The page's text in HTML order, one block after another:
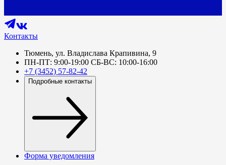
Контакты
Тюмень, ул. Владислава Крапивина, 9
ПН-ПТ: 9:00-19:00 СБ-ВС: 10:00-16:00
+7 (3452) 57-82-42
Подробные контакты
Форма уведомления